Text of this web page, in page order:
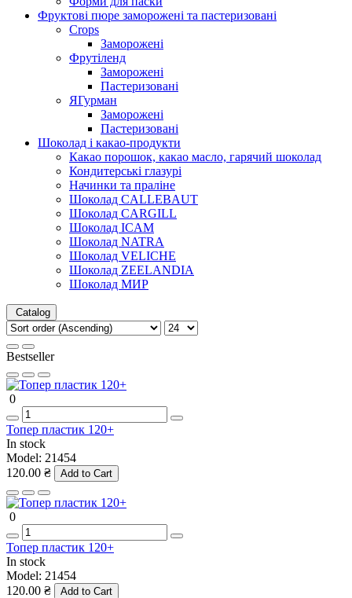
Фруктові пюре заморожені та пастеризовані
Crops
Заморожені
Фрутіленд
Заморожені
Пастеризовані
ЯГурман
Заморожені
Пастеризовані
Шоколад і какао-продукти
Какао порошок, какао масло, гарячий шоколад
Кондитерські глазурі
Начинки та праліне
Шоколад CALLEBAUT
Шоколад CARGILL
Шоколад ICAM
Шоколад NATRA
Шоколад VELICHE
Шоколад ZEELANDIA
Шоколад МИР
Catalog
Bestseller
0
Топер пластик 120+
In stock
Model: 21454
120.00 ₴
Add to Cart
0
Топер пластик 120+
In stock
Model: 21454
120.00 ₴
Add to Cart